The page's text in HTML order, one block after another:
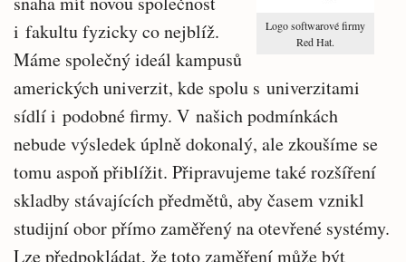
Logo softwarové firmy
Red Hat.
i fakultu fyzicky co nejblíž.
Máme společný ideál kampusů
amerických univerzit, kde spolu s univerzitami
sídlí i podobné firmy. V našich podmínkách
nebude výsledek úplně dokonalý, ale zkoušíme se
tomu aspoň přiblížit. Připravujeme také rozšíření
skladby stávajících předmětů, aby časem vznikl
studijní obor přímo zaměřený na otevřené systémy.
Lze předpokládat, že toto zaměření může být